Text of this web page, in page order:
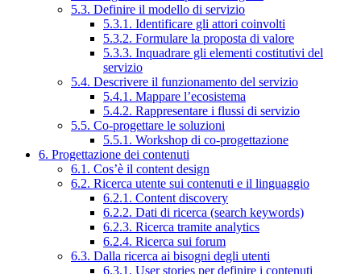
5.3. Definire il modello di servizio
5.3.1. Identificare gli attori coinvolti
5.3.2. Formulare la proposta di valore
5.3.3. Inquadrare gli elementi costitutivi del
servizio
5.4. Descrivere il funzionamento del servizio
5.4.1. Mappare l’ecosistema
5.4.2. Rappresentare i flussi di servizio
5.5. Co-progettare le soluzioni
5.5.1. Workshop di co-progettazione
6. Progettazione dei contenuti
6.1. Cos’è il content design
6.2. Ricerca utente sui contenuti e il linguaggio
6.2.1. Content discovery
6.2.2. Dati di ricerca (search keywords)
6.2.3. Ricerca tramite analytics
6.2.4. Ricerca sui forum
6.3. Dalla ricerca ai bisogni degli utenti
6.3.1. User stories per definire i contenuti